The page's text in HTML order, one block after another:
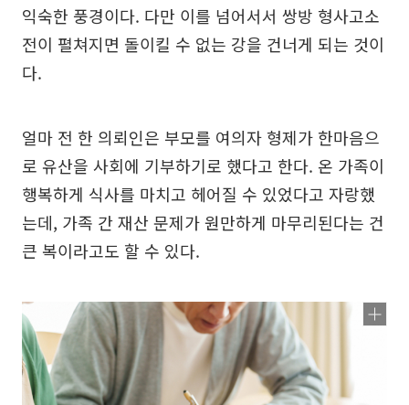
익숙한 풍경이다. 다만 이를 넘어서서 쌍방 형사고소
전이 펼쳐지면 돌이킬 수 없는 강을 건너게 되는 것이
다.
얼마 전 한 의뢰인은 부모를 여의자 형제가 한마음으
로 유산을 사회에 기부하기로 했다고 한다. 온 가족이
행복하게 식사를 마치고 헤어질 수 있었다고 자랑했
는데, 가족 간 재산 문제가 원만하게 마무리된다는 건
큰 복이라고도 할 수 있다.